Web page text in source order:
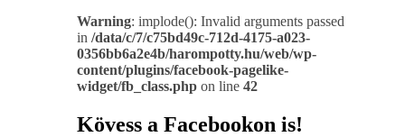
Warning: implode(): Invalid arguments passed
in /data/c/7/c75bd49c-712d-4175-a023-
0356bb6a2e4b/harompotty.hu/web/wp-
content/plugins/facebook-pagelike-
widget/fb_class.php on line 42
Kövess a Facebookon is!